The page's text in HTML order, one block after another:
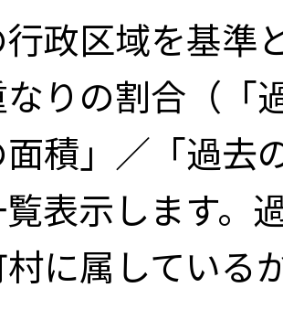
政区域を基準
なりの割合（「
積」／「過去
覧表示します。
に属している